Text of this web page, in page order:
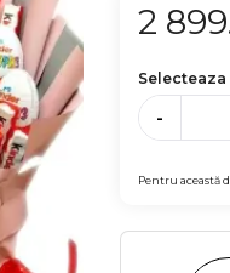
2
-
Pentru această